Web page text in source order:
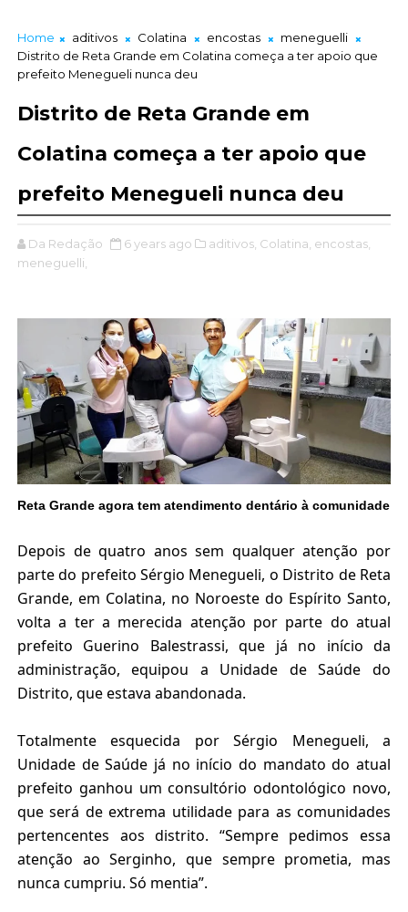
Home aditivos Colatina encostas
meneguelli
Distrito de Reta Grande em Colatina começa a ter apoio que
prefeito Menegueli nunca deu
Distrito de Reta Grande em
Colatina começa a ter apoio que
prefeito Menegueli nunca deu
Da Redação 6 years ago aditivos, Colatina, encostas,
meneguelli,
Reta Grande agora tem atendimento dentário à comunidade
Depois de quatro anos sem qualquer atenção por
parte do prefeito Sérgio Menegueli, o Distrito de Reta
Grande, em Colatina, no Noroeste do Espírito Santo,
volta a ter a merecida atenção por parte do atual
prefeito Guerino Balestrassi, que já no início da
administração, equipou a Unidade de Saúde do
Distrito, que estava abandonada.
Totalmente esquecida por Sérgio Menegueli, a
Unidade de Saúde já no início do mandato do atual
prefeito ganhou um consultório odontológico novo,
que será de extrema utilidade para as comunidades
pertencentes aos distrito. “Sempre pedimos essa
atenção ao Serginho, que sempre prometia, mas
nunca cumpriu. Só mentia”.